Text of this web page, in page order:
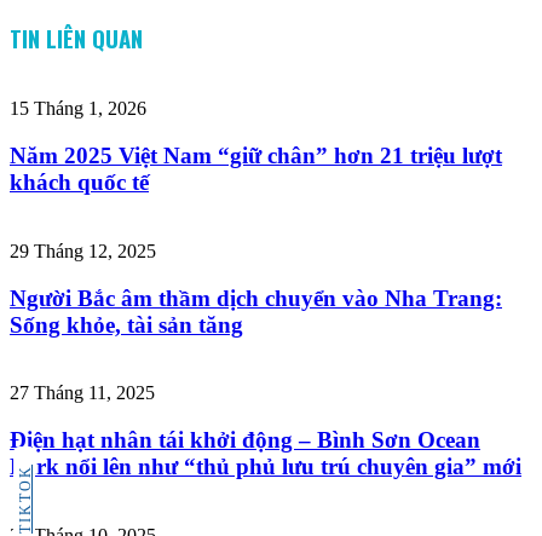
TIKTOK
TIN LIÊN QUAN
15 Tháng 1, 2026
Năm 2025 Việt Nam “giữ chân” hơn 21 triệu lượt
khách quốc tế
29 Tháng 12, 2025
Người Bắc âm thầm dịch chuyển vào Nha Trang:
Sống khỏe, tài sản tăng
27 Tháng 11, 2025
Điện hạt nhân tái khởi động – Bình Sơn Ocean
Park nổi lên như “thủ phủ lưu trú chuyên gia” mới